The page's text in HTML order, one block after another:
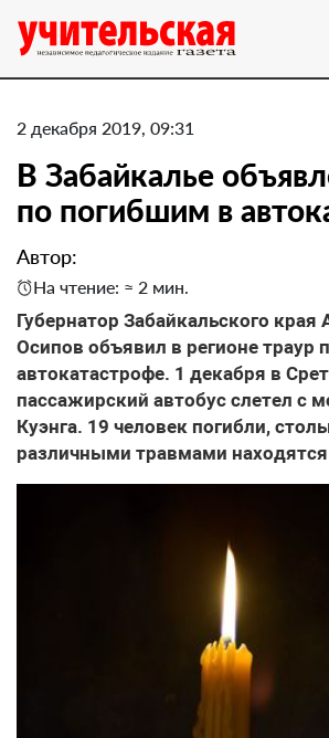
2 декабря 2019, 09:31
В Забайкалье
по погибшим в
Автор:
На чтение: ≈ 2 мин.
Губернатор Забайкальского края
Осипов объявил в регионе траур
автокатастрофе. 1 декабря в
пассажирский автобус слетел с
Куэнга. 19 человек погибли,
различными травмами